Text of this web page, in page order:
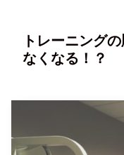
トレーニング
なくなる！？